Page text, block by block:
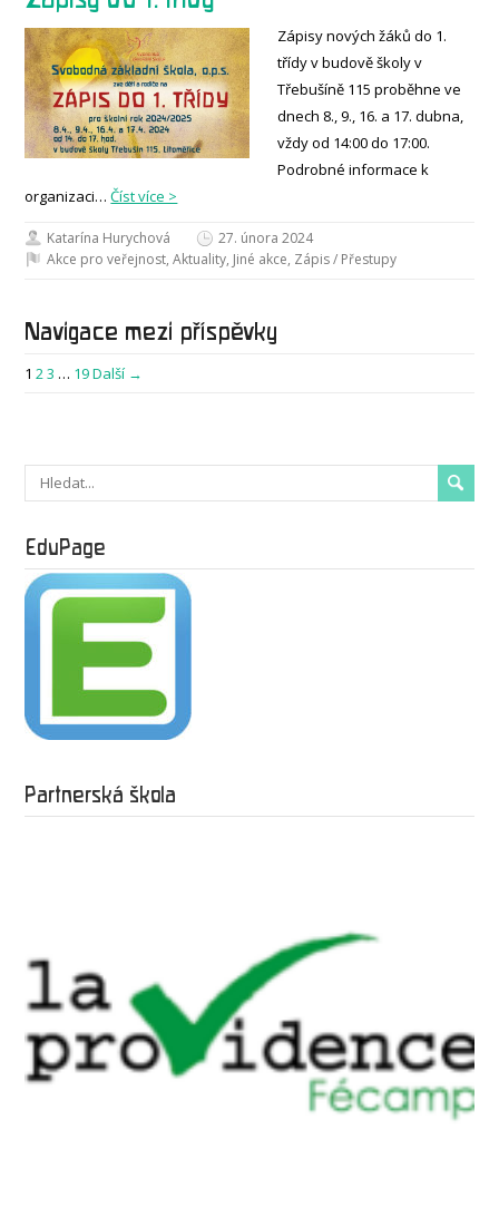
Zápisy nových žáků do 1.
třídy v budově školy v
Třebušíně 115 proběhne ve
dnech 8., 9., 16. a 17. dubna,
vždy od 14:00 do 17:00.
Podrobné informace k
organizaci…Číst více >
Katarína Hurychová
27. února 2024
Akce pro veřejnost,Aktuality, Jiné akce, Zápis / Přestupy
Navigace mezi příspěvky
1 23 … 19Další →
EduPage
Partnerská škola